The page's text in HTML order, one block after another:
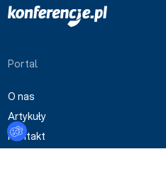
Portal
O nas
Artykuły
Kontakt
Ustawienia plików cookies